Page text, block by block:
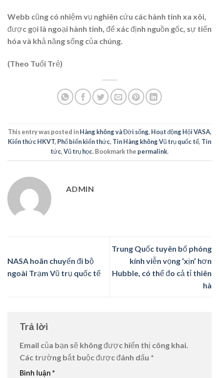
Webb cũng có nhiệm vụ nghiên cứu các hành tinh xa xôi,
được gọi là ngoại hành tinh, để xác định nguồn gốc, sự tiến
hóa và khả năng sống của chúng.
(Theo Tuổi Trẻ)
This entry was posted inHàng không và Đời sống, Hoạt động Hội VASA,
Kiến thức HKVT, Phổ biến kiến thức, Tin Hàng không Vũ trụ quốc tế, Tin
tức,Vũ trụ học. Bookmark the permalink.
ADMIN
NASA hoãn chuyến đi bộ
ngoài Trạm Vũ trụ quốc tế
Trung Quốc tuyên bố phóng
kính viễn vọng ‘xịn’ hơn
Hubble, có thể đo cả tỉ thiên
hà
Trả lời
Email của bạn sẽ không được hiển thị công khai.
Các trường bắt buộc được đánh dấu *
Bình luận *